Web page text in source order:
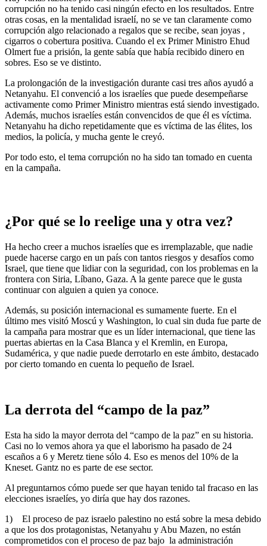
corrupción no ha tenido casi ningún efecto en los resultados. Entre
otras cosas, en la mentalidad israelí, no se ve tan claramente como
corrupción algo relacionado a regalos que se recibe, sean joyas ,
cigarros o cobertura positiva. Cuando el ex Primer Ministro Ehud
Olmert fue a prisión, la gente sabía que había recibido dinero en
sobres. Eso se ve distinto.
La prolongación de la investigación durante casi tres años ayudó a
Netanyahu. El convenció a los israelíes que puede desempeñarse
activamente como Primer Ministro mientras está siendo investigado.
Además, muchos israelíes están convencidos de que él es víctima.
Netanyahu ha dicho repetidamente que es víctima de las élites, los
medios, la policía, y mucha gente le creyó.
Por todo esto, el tema corrupción no ha sido tan tomado en cuenta
en la campaña.
¿Por qué se lo reelige una y otra vez?
Ha hecho creer a muchos israelíes que es irremplazable, que nadie
puede hacerse cargo en un país con tantos riesgos y desafíos como
Israel, que tiene que lidiar con la seguridad, con los problemas en la
frontera con Siria, Líbano, Gaza. A la gente parece que le gusta
continuar con alguien a quien ya conoce.
Además, su posición internacional es sumamente fuerte. En el
último mes visitó Moscú y Washington, lo cual sin duda fue parte de
la campaña para mostrar que es un líder internacional, que tiene las
puertas abiertas en la Casa Blanca y el Kremlin, en Europa,
Sudamérica, y que nadie puede derrotarlo en este ámbito, destacado
por cierto tomando en cuenta lo pequeño de Israel.
La derrota del “campo de la paz”
Esta ha sido la mayor derrota del “campo de la paz” en su historia.
Casi no lo vemos ahora ya que el laborismo ha pasado de 24
escaños a 6 y Meretz tiene sólo 4. Eso es menos del 10% de la
Kneset. Gantz no es parte de ese sector.
Al preguntarnos cómo puede ser que hayan tenido tal fracaso en las
elecciones israelíes, yo diría que hay dos razones.
1) El proceso de paz israelo palestino no está sobre la mesa debido
a que los dos protagonistas, Netanyahu y Abu Mazen, no están
comprometidos con el proceso de paz bajo la administración